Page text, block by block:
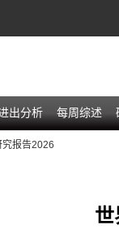
出分析 每周综述
报告2026
世